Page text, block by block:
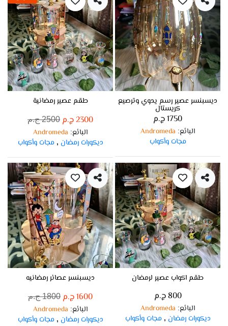
ديسبنسر عصير رسم يدوي وترصيع
كريستال
1750 ج.م
البائع:
Andromeda
مجات وأكواب
طقم عصير رمضانية
2300 ج.م 2500 ج.م
البائع:
Andromeda
ديكورات رمضان ,مجات وأكواب
طقم اكواب عصير لرمضان
800 ج.م
البائع:
Andromeda
ديكورات رمضان ,مجات وأكواب
ديسبنسر عصائر رمضانيه
1600 ج.م 1800 ج.م
البائع:
Andromeda
ديكورات رمضان ,مجات وأكواب